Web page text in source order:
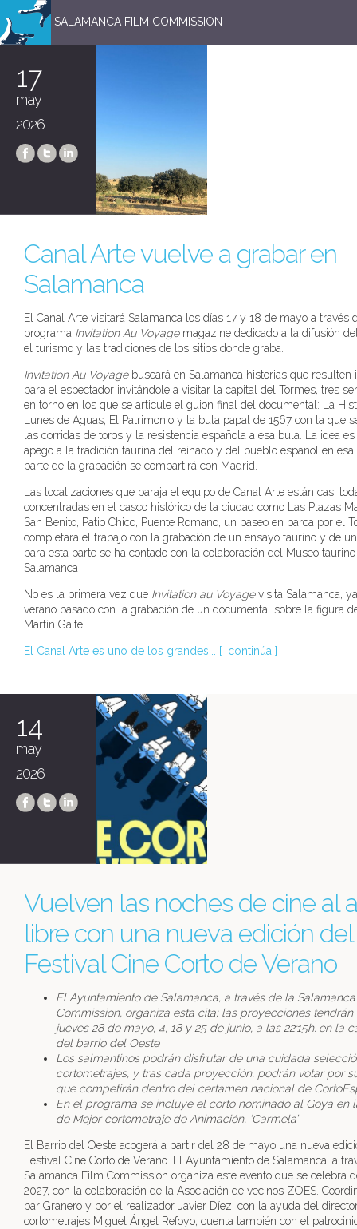
SALAMANCA FILM COMMISSION
17
may
2026
Canal Arte vuelve a grabar en
Salamanca
El Canal Arte visitará Salamanca los días 17 y 18 de mayo a través
programa Invitation Au Voyage magazine dedicado a la difusión
el turismo y las tradiciones de los sitios donde graba.
Invitation Au Voyage buscará en Salamanca historias que resulten
para el espectador invitándole a visitar la capital del Tormes, tres
en torno en los que se articule el guion final del documental: La
Lunes de Aguas, El Patrimonio y la bula papal de 1567 con la que
las corridas de toros y la resistencia española a esa bula. La idea
apego a la tradición taurina del reinado y del pueblo español en esa
parte de la grabación se compartirá con Madrid.
Las localizaciones que baraja el equipo de Canal Arte están casi
concentradas en el casco histórico de la ciudad como Las Plazas
San Benito, Patio Chico, Puente Romano, un paseo en barca por el
completará el trabajo con la grabación de un ensayo taurino y de
para esta parte se ha contado con la colaboración del Museo
Salamanca
No es la primera vez que Invitation au Voyagevisita Salamanca,
verano pasado con la grabación de un documental sobre la figura
Martín Gaite.
El Canal Arte es uno de los grandes... [ continúa ]
14
may
2026
Vuelven las noches de cine al
libre con una nueva edición del
Festival Cine Corto de Verano
El Ayuntamiento de Salamanca, a través de la
Commission, organiza esta cita; las proyecciones
jueves 28 de mayo, 4, 18 y 25 de junio, a las 22:15h. en la
del barrio del Oeste
Los salmantinos podrán disfrutar de una cuidada
cortometrajes, y tras cada proyección, podrán votar por
que competirán dentro del certamen nacional de
En el programa se incluye el corto nominado al Goya en
de Mejor cortometraje de Animación, ‘Carmela’
El Barrio del Oeste acogerá a partir del 28 de mayo una nueva
Festival Cine Corto de Verano. El Ayuntamiento de Salamanca, a
Salamanca Film Commission organiza este evento que se celebra
2027, con la colaboración de la Asociación de vecinos ZOES.
bar Granero y por el realizador Javier Díez, con la ayuda del
cortometrajes Miguel Ángel Refoyo, cuenta también con el